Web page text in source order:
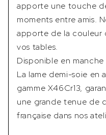
apporte une touche
moments entre amis.
apporte de la couleur
vos tables.
Disponible en
La lame demi-soie en
gamme X46Cr13,
une grande tenue de
française dans nos